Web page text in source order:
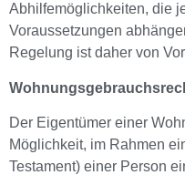
Abhilfemöglichkeiten, die
Voraussetzungen
Regelung ist daher von
Der Eigentümer einer
Möglichkeit, im Rahmen
Testament) einer Person